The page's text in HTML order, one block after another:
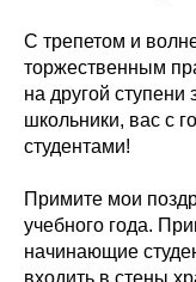
С трепетом и
торжественным
на другой
школьники, вас с
студентами!
Примите мои
учебного года.
начинающие
входить в стены